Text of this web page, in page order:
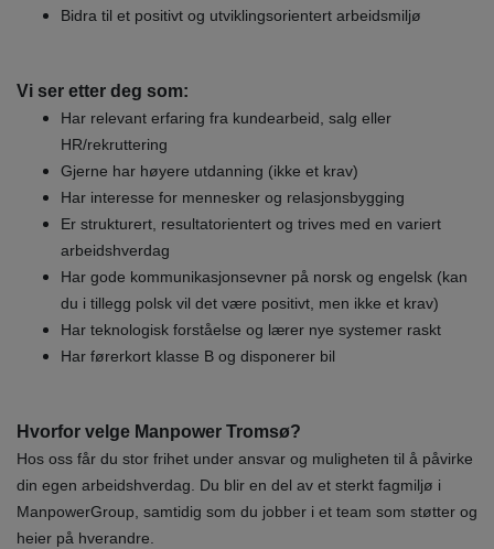
Bidra til et positivt og utviklingsorientert arbeidsmiljø
Vi ser etter deg som:
Har relevant erfaring fra kundearbeid, salg eller
HR/rekruttering
Gjerne har høyere utdanning (ikke et krav)
Har interesse for mennesker og relasjonsbygging
Er strukturert, resultatorientert og trives med en variert
arbeidshverdag
Har gode kommunikasjonsevner på norsk og engelsk (kan
du i tillegg polsk vil det være positivt, men ikke et krav)
Har teknologisk forståelse og lærer nye systemer raskt
Har førerkort klasse B og disponerer bil
Hvorfor velge Manpower Tromsø?
Hos oss får du stor frihet under ansvar og muligheten til å påvirke
din egen arbeidshverdag. Du blir en del av et sterkt fagmiljø i
ManpowerGroup, samtidig som du jobber i et team som støtter og
heier på hverandre.